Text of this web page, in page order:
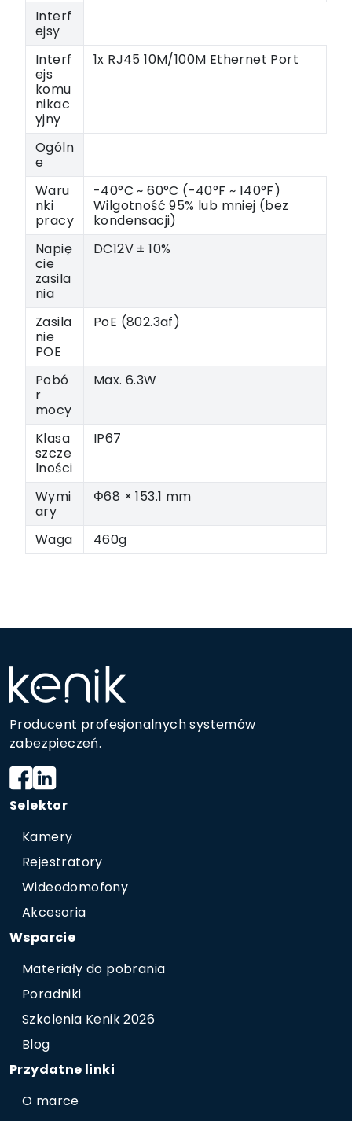
Interf
ejsy
Interf
ejs
komu
nikac
yjny
1x RJ45 10M/100M Ethernet Port
Ogóln
e
Waru
nki
pracy
-40°C ~ 60°C (-40°F ~ 140°F)
Wilgotność 95% lub mniej (bez
kondensacji)
Napię
cie
zasila
nia
DC12V ± 10%
Zasila
nie
POE
PoE (802.3af)
Pobó
r
mocy
Max. 6.3W
Klasa
szcze
lności
IP67
Wymi
ary
Φ68 × 153.1 mm
Waga 460g
Producent profesjonalnych systemów
zabezpieczeń.
Selektor
Kamery
Rejestratory
Wideodomofony
Akcesoria
Wsparcie
Materiały do pobrania
Poradniki
Szkolenia Kenik 2026
Blog
Przydatne linki
O marce